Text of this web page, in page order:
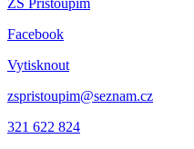
ZŠ Přistoupim
Facebook
Vytisknout
zspristoupim@seznam.cz
321 622 824